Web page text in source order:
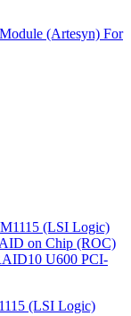
(Artesyn) For
(LSI Logic)